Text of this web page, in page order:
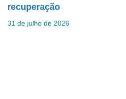
recuperação
31 de julho de 2026